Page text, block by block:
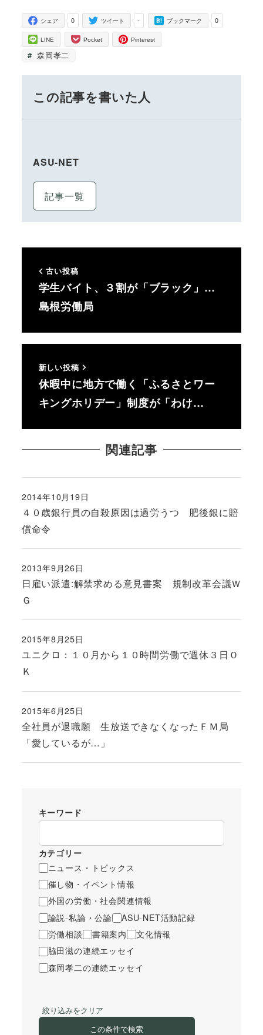
0
シェア -
ツイート 0
ブックマーク
LINE Pocket Pinterest
森岡孝二
この記事を書いた人
ASU-NET
記事一覧
古い投稿
学生バイト、３割が「ブラック」…
島根労働局
新しい投稿
休暇中に地方で働く「ふるさとワー
キングホリデー」制度が「わけ…
関連記事
４０歳銀行員の自殺原因は過労うつ 肥後銀に賠
償命令
投稿日
2014年10月19日
日雇い派遣:解禁求める意見書案 規制改革会議Ｗ
Ｇ
投稿日
2013年9月26日
ユニクロ：１０月から１０時間労働で週休３日Ｏ
Ｋ
投稿日
2015年8月25日
全社員が退職願 生放送できなくなったＦＭ局
「愛しているが…」
投稿日
2015年6月25日
キーワード
カテゴリー
ニュース・トピックス
催し物・イベント情報
外国の労働・社会関連情報
論説-私論・公論
ASU-NET活動記録
労働相談
書籍案内
文化情報
脇田滋の連続エッセイ
森岡孝二の連続エッセイ
絞り込みをクリア
この条件で検索